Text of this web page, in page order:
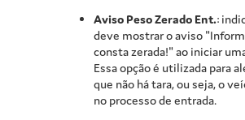
Aviso Peso Zerado Ent.:
deve mostrar o aviso
consta zerada!" ao iniciar
Essa opção é utilizada para
que não há tara, ou seja, o
no processo de entrada.